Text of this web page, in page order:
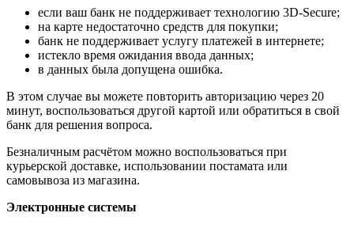
если ваш банк не поддерживает технологию 3D-Secure;
на карте недостаточно средств для покупки;
банк не поддерживает услугу платежей в интернете;
истекло время ожидания ввода данных;
в данных была допущена ошибка.
В этом случае вы можете повторить авторизацию через 20
минут, воспользоваться другой картой или обратиться в свой
банк для решения вопроса.
Безналичным расчётом можно воспользоваться при
курьерской доставке, использовании постамата или
самовывоза из магазина.
Электронные системы